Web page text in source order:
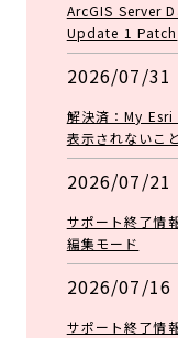
ArcGIS Server
Update 1 Patch
2026/07/31
解決済：My Esri
表示されないこ
2026/07/21
サポート終了情
編集モード
2026/07/16
サポート終了情